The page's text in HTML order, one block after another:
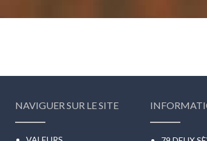
NAVIGUER SUR LE SITE